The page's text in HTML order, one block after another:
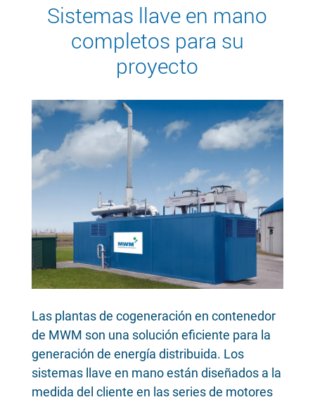
Sistemas llave en mano
completos para su
proyecto
Las plantas de cogeneración en contenedor
de MWM son una solución eficiente para la
generación de energía distribuida. Los
sistemas llave en mano están diseñados a la
medida del cliente en las series de motores